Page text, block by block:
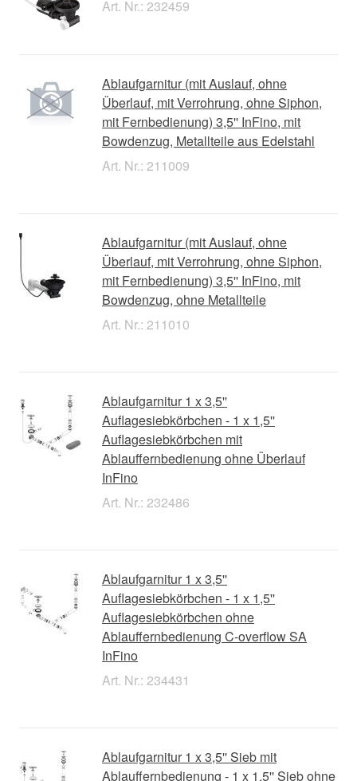
Art. Nr.: 232459
Ablaufgarnitur (mit Auslauf, ohne
Überlauf, mit Verrohrung, ohne Siphon,
mit Fernbedienung) 3,5'' InFino, mit
Bowdenzug, Metallteile aus Edelstahl
Art. Nr.: 211009
Ablaufgarnitur (mit Auslauf, ohne
Überlauf, mit Verrohrung, ohne Siphon,
mit Fernbedienung) 3,5'' InFino, mit
Bowdenzug, ohne Metallteile
Art. Nr.: 211010
Ablaufgarnitur 1 x 3,5''
Auflagesiebkörbchen - 1 x 1,5''
Auflagesiebkörbchen mit
Ablauffernbedienung ohne Überlauf
InFino
Art. Nr.: 232486
Ablaufgarnitur 1 x 3,5''
Auflagesiebkörbchen - 1 x 1,5''
Auflagesiebkörbchen ohne
Ablauffernbedienung C-overflow SA
InFino
Art. Nr.: 234431
Ablaufgarnitur 1 x 3,5'' Sieb mit
Ablauffernbedienung - 1 x 1,5'' Sieb ohne